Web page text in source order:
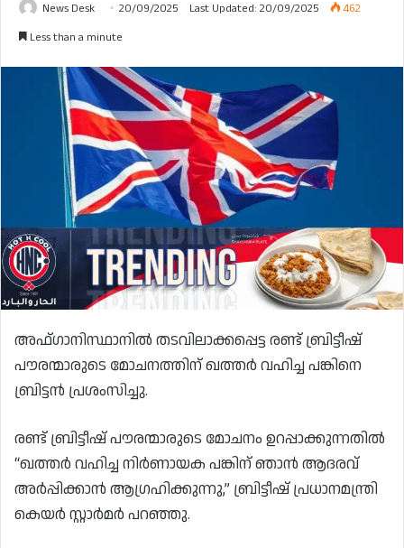
News Desk 20/09/2025 Last Updated: 20/09/2025
462
Less than a minute
അഫ്ഗാനിസ്ഥാനിൽ തടവിലാക്കപ്പെട്ട രണ്ട് ബ്രിട്ടീഷ്
പൗരന്മാരുടെ മോചനത്തിന് ഖത്തർ വഹിച്ച പങ്കിനെ
ബ്രിട്ടൻ പ്രശംസിച്ചു.
രണ്ട് ബ്രിട്ടീഷ് പൗരന്മാരുടെ മോചനം ഉറപ്പാക്കുന്നതിൽ
“ഖത്തർ വഹിച്ച നിർണായക പങ്കിന് ഞാൻ ആദരവ്
അർപ്പിക്കാൻ ആഗ്രഹിക്കുന്നു,” ബ്രിട്ടീഷ് പ്രധാനമന്ത്രി
കെയർ സ്റ്റാർമർ പറഞ്ഞു.